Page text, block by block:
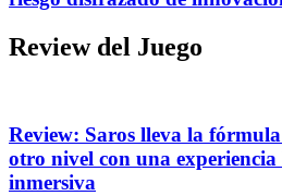
Review del Juego
Review: Saros lleva la
otro nivel con una
inmersiva